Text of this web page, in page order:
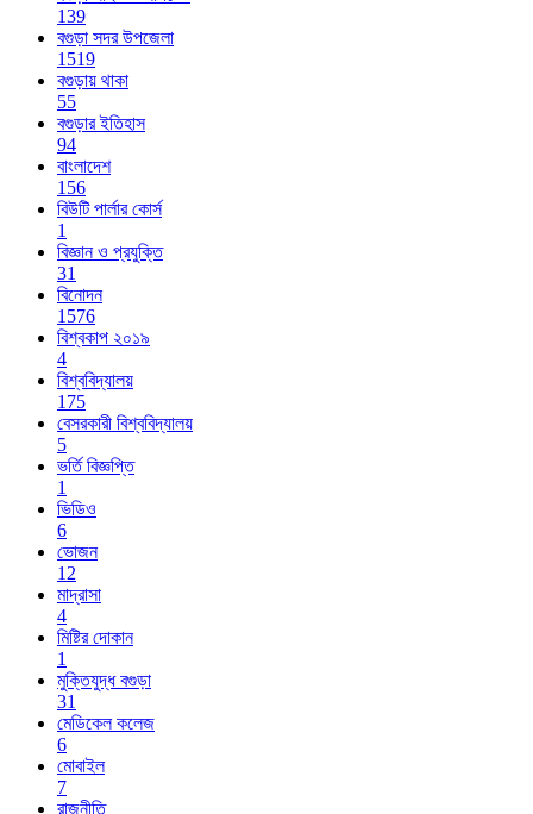
139
বগুড়া সদর উপজেলা
1519
বগুড়ায় থাকা
55
বগুড়ার ইতিহাস
94
বাংলাদেশ
156
বিউটি পার্লার কোর্স
1
বিজ্ঞান ও প্রযুক্তি
31
বিনোদন
1576
বিশ্বকাপ ২০১৯
4
বিশ্ববিদ্যালয়
175
বেসরকারী বিশ্ববিদ্যালয়
5
ভর্তি বিজ্ঞপ্তি
1
ভিডিও
6
ভোজন
12
মাদ্রাসা
4
মিষ্টির দোকান
1
মুক্তিযুদ্ধ বগুড়া
31
মেডিকেল কলেজ
6
মোবাইল
7
রাজনীতি